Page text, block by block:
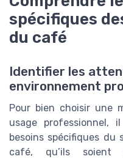
spécifiques
du café
Identifier les
environnement
Pour bien choisir une
usage professionnel,
besoins spécifiques du
café, qu’ils soient